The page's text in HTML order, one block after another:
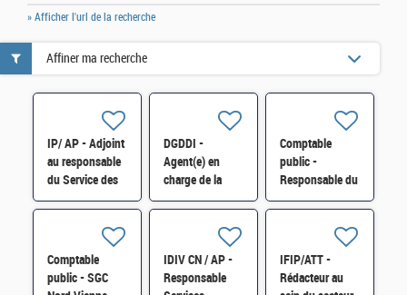
» Afficher l'url de la recherche
IP/ AP - Adjoint
au responsable
du Service des
Impôts des
(SIE) de Corbeil
H/F
DGDDI -
Agent(e) en
charge de la
comptabilité
caisse - cat. B
(H/F)
Comptable
public -
Responsable du
service des
(SIP) de
Compiègne H/F
Comptable
public - SGC
IDIV CN / AP -
Responsable
IFIP/ATT -
Rédacteur au
Affiner ma recherche